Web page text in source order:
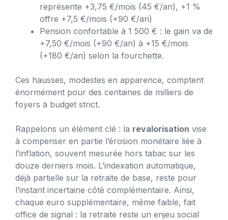
représente +3,75 €/mois (45 €/an), +1 %
offre +7,5 €/mois (+90 €/an)
Pension confortable à 1 500 € : le gain va de
+7,50 €/mois (+90 €/an) à +15 €/mois
(+180 €/an) selon la fourchette.
Ces hausses, modestes en apparence, comptent
énormément pour des centaines de milliers de
foyers à budget strict.
Rappelons un élément clé : la revalorisation vise
à compenser en partie l’érosion monétaire liée à
l’inflation, souvent mesurée hors tabac sur les
douze derniers mois. L’indexation automatique,
déjà partielle sur la retraite de base, reste pour
l’instant incertaine côté complémentaire. Ainsi,
chaque euro supplémentaire, même faible, fait
office de signal : la retraite reste un enjeu social